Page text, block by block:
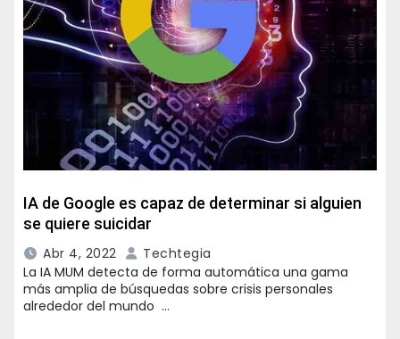
IA de Google es capaz de determinar si alguien
se quiere suicidar
Abr 4, 2022
Techtegia
La IA MUM detecta de forma automática una gama
más amplia de búsquedas sobre crisis personales
alrededor del mundo …